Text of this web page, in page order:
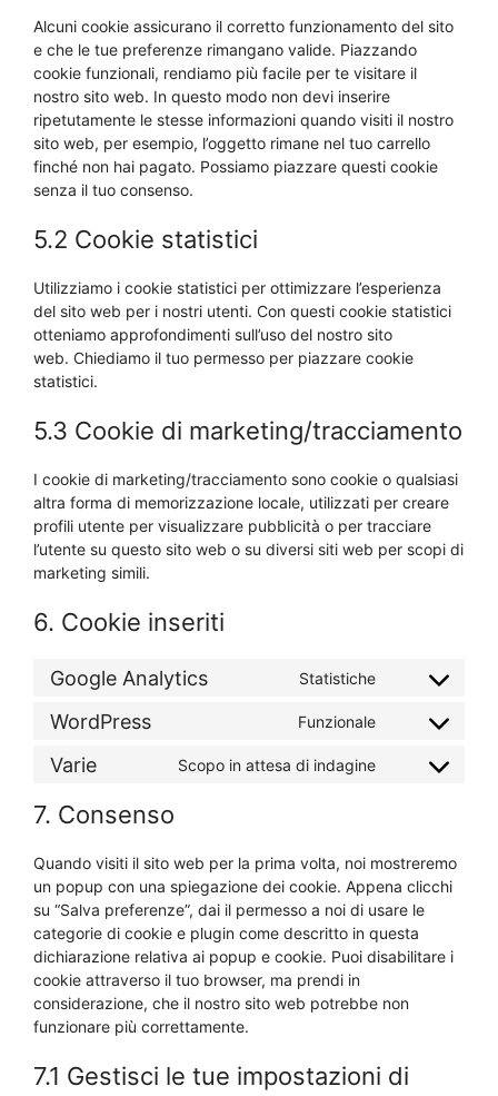
Alcuni cookie assicurano il corretto funzionamento del sito
e che le tue preferenze rimangano valide. Piazzando
cookie funzionali, rendiamo più facile per te visitare il
nostro sito web. In questo modo non devi inserire
ripetutamente le stesse informazioni quando visiti il nostro
sito web, per esempio, l’oggetto rimane nel tuo carrello
finché non hai pagato. Possiamo piazzare questi cookie
senza il tuo consenso.
5.2 Cookie statistici
Utilizziamo i cookie statistici per ottimizzare l’esperienza
del sito web per i nostri utenti. Con questi cookie statistici
otteniamo approfondimenti sull’uso del nostro sito
web. Chiediamo il tuo permesso per piazzare cookie
statistici.
5.3 Cookie di marketing/tracciamento
I cookie di marketing/tracciamento sono cookie o qualsiasi
altra forma di memorizzazione locale, utilizzati per creare
profili utente per visualizzare pubblicità o per tracciare
l’utente su questo sito web o su diversi siti web per scopi di
marketing simili.
6. Cookie inseriti
Google Analytics Statistiche
Consent
service
google-
WordPress Funzionale
Consent
service
Varie Scopo in attesa di indagine
Consent
7. Consenso
Quando visiti il sito web per la prima volta, noi mostreremo
un popup con una spiegazione dei cookie. Appena clicchi
su “Salva preferenze”, dai il permesso a noi di usare le
categorie di cookie e plugin come descritto in questa
dichiarazione relativa ai popup e cookie. Puoi disabilitare i
cookie attraverso il tuo browser, ma prendi in
considerazione, che il nostro sito web potrebbe non
funzionare più correttamente.
7.1 Gestisci le tue impostazioni di